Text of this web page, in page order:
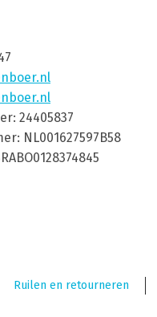
24405837
NL001627597B58
Ruilen en retourneren